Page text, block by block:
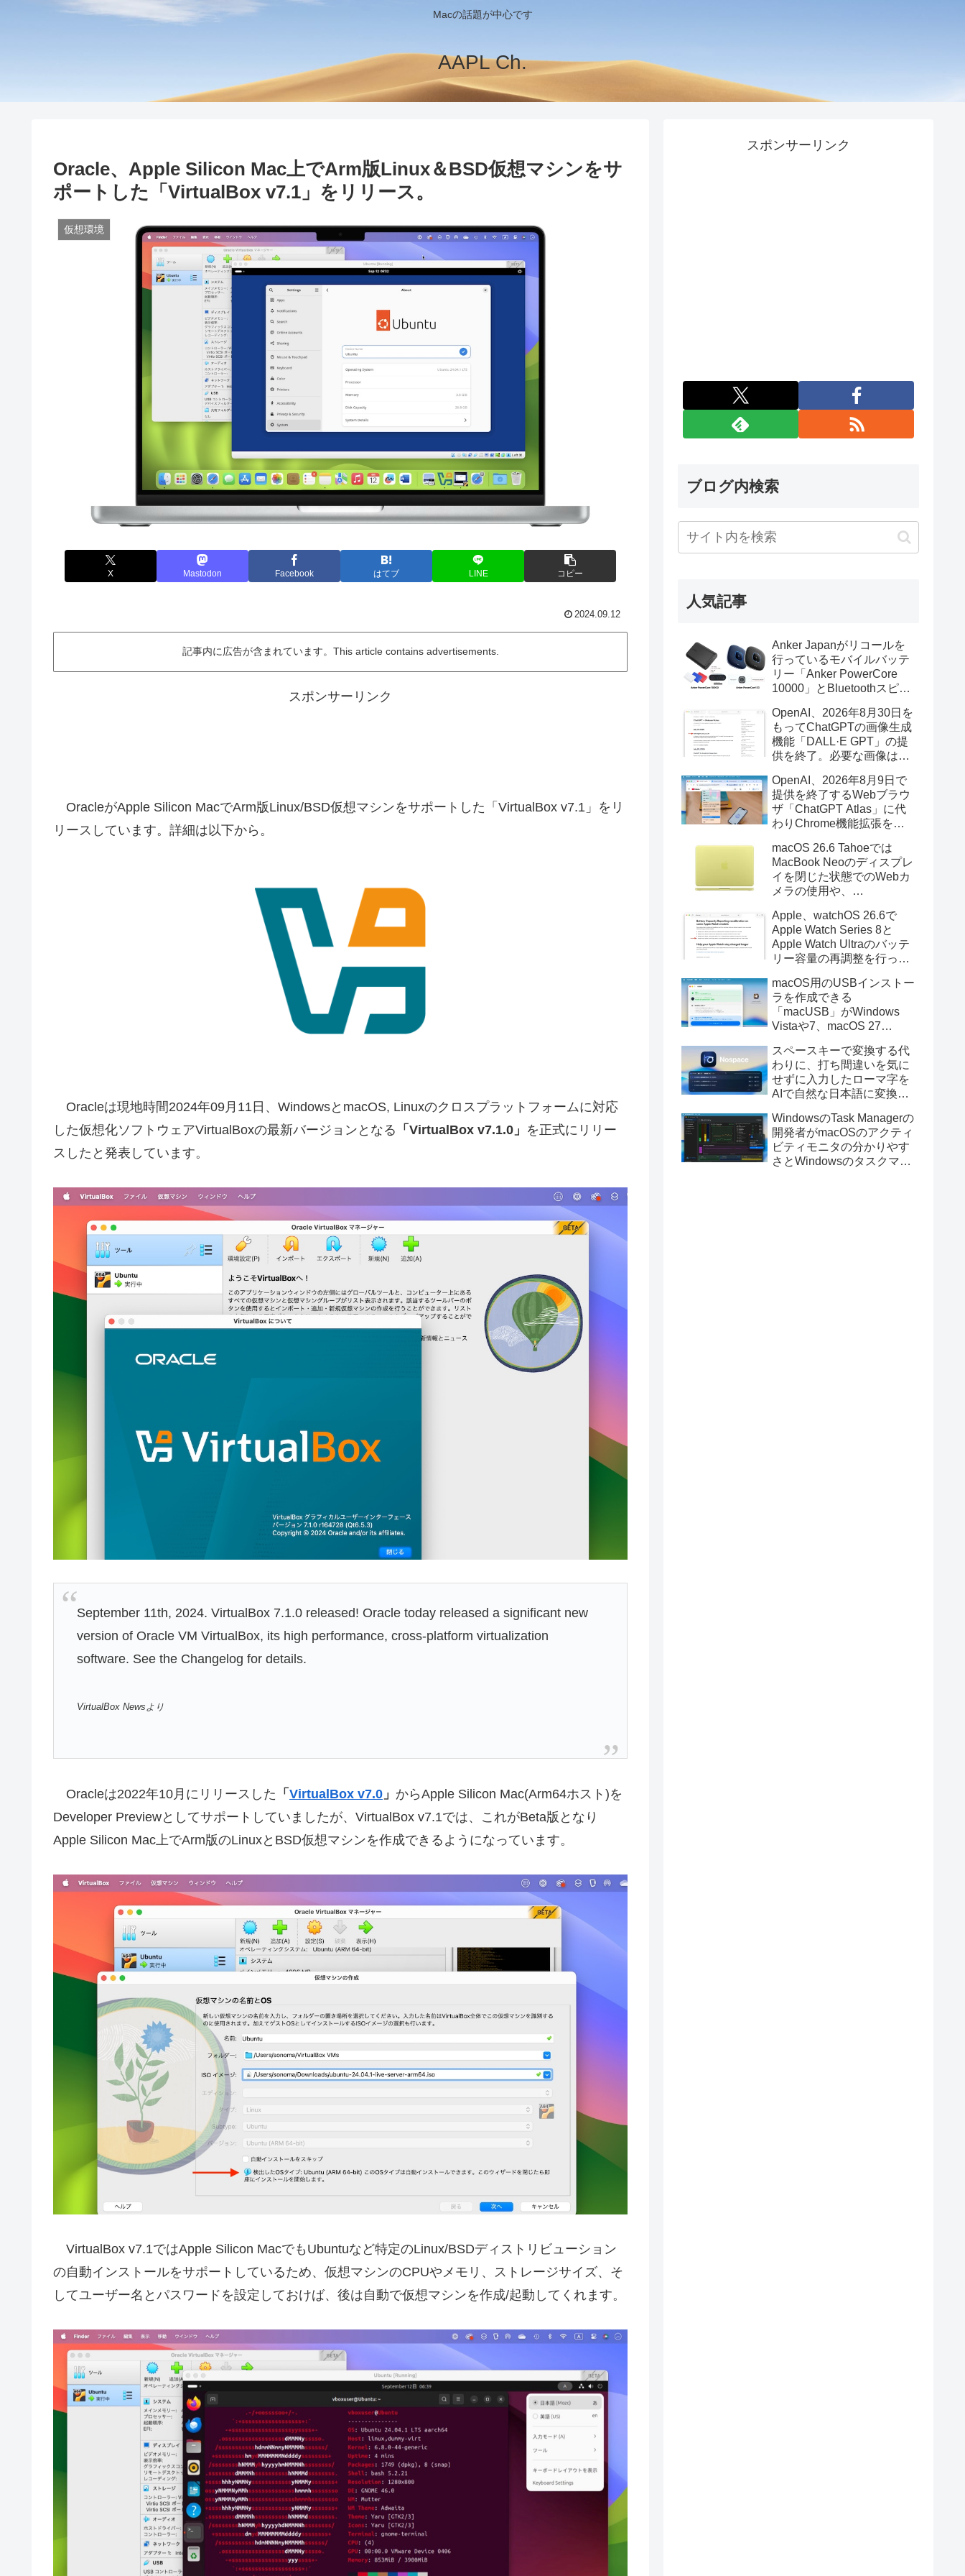
Macの話題が中心です
AAPL Ch.
Oracle、Apple Silicon Mac上でArm版Linux＆BSD仮想マシンをサ
ポートした「VirtualBox v7.1」をリリース。
仮想環境
X Mastodon Facebook はてブ LINE コピー
2024.09.12
記事内に広告が含まれています。This article contains advertisements.
スポンサーリンク
OracleがApple Silicon MacでArm版Linux/BSD仮想マシンをサポートした「VirtualBox v7.1」をリ
リースしています。詳細は以下から。
Oracleは現地時間2024年09月11日、WindowsとmacOS, Linuxのクロスプラットフォームに対応
した仮想化ソフトウェアVirtualBoxの最新バージョンとなる 「VirtualBox v7.1.0」 を正式にリリー
スしたと発表しています。
September 11th, 2024. VirtualBox 7.1.0 released! Oracle today released a significant new
version of Oracle VM VirtualBox, its high performance, cross-platform virtualization
software. See the Changelog for details.
VirtualBox Newsより
Oracleは2022年10月にリリースした 「 VirtualBox v7.0 」 からApple Silicon Mac(Arm64ホスト)を
Developer Previewとしてサポートしていましたが、VirtualBox v7.1では、これがBeta版となり
Apple Silicon Mac上でArm版のLinuxとBSD仮想マシンを作成できるようになっています。
VirtualBox v7.1ではApple Silicon MacでもUbuntuなど特定のLinux/BSDディストリビューション
の自動インストールをサポートしているため、仮想マシンのCPUやメモリ、ストレージサイズ、そ
してユーザー名とパスワードを設定しておけば、後は自動で仮想マシンを作成/起動してくれます。
スポンサーリンク
ブログ内検索
人気記事
Anker Japanがリコールを
行っているモバイルバッテ
リー「Anker PowerCore
10000」とBluetoothスピー
辺を焼損する火災が6月に3
件発生していたそうなので
注意を。
OpenAI、2026年8月30日を
もってChatGPTの画像生成
機能「DALL·E GPT」の提
供を終了。必要な画像は期
OpenAI、2026年8月9日で
提供を終了するWebブラウ
ザ「ChatGPT Atlas」に代
わりChrome機能拡張をア
画の質問やAsk ChatGPT機
能を追加。
macOS 26.6 Tahoeでは
MacBook Neoのディスプレ
イを閉じた状態でのWebカ
メラの使用や、
利用しMacBook Neoを復元
する際の安定性が向上。
Apple、watchOS 26.6で
Apple Watch Series 8と
Apple Watch Ultraのバッテ
リー容量の再調整を行った
macOS用のUSBインストー
ラを作成できる
「macUSB」がWindows
Vistaや7、macOS 27
トーラの作成に対応。
スペースキーで変換する代
わりに、打ち間違いを気に
せずに入力したローマ字を
AIで自然な日本語に変換し
力アプリ「Nospace」がリ
リース。
WindowsのTask Managerの
開発者がmacOSのアクティ
ビティモニタの分かりやす
さとWindowsのタスクマネ